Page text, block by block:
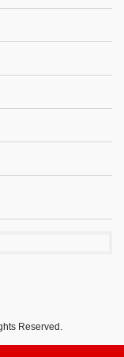
Reserved.